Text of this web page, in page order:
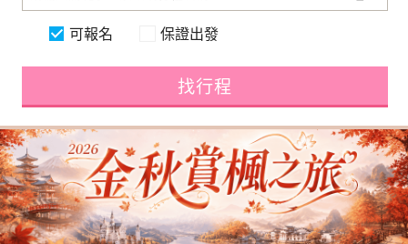
可報名 保證出發
找行程